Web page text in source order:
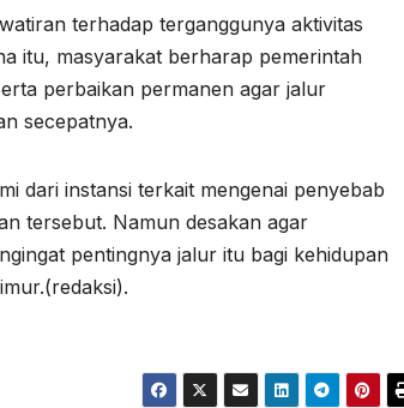
terhadap terganggunya aktivitas
itu, masyarakat berharap pemerintah
perbaikan permanen agar jalur
secepatnya.
dari instansi terkait mengenai penyebab
tersebut. Namun desakan agar
pentingnya jalur itu bagi kehidupan